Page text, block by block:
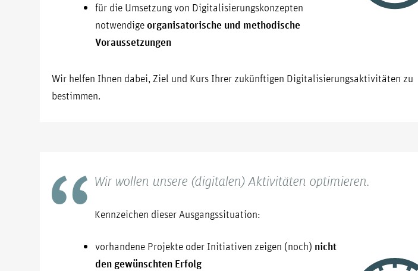
für die Umsetzung von Digitalisierungskonzepten
notwendigeorganisatorische und methodische
Voraussetzungen
Wir helfen Ihnen dabei, Ziel und Kurs Ihrer zukünftigen Digitalisierungsaktivitäten zu
bestimmen.
Wir wollen unsere (digitalen) Aktivitäten optimieren.
Kennzeichen dieser Ausgangssituation:
vorhandene Projekte oder Initiativen zeigen (noch) nicht
den gewünschten Erfolg